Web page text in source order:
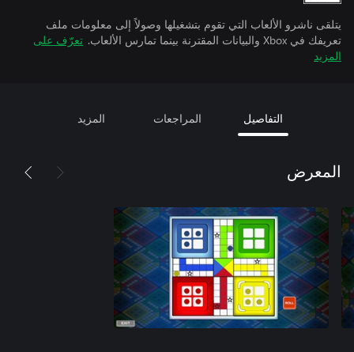
يتلقى ناشرو الألعاب التي تقوم بتشغيلها وصولاً إلى معلومات ملف
تعريفك في Xbox والبيانات المقترنة بينما تمارس الألعاب.
تعرّف على
المزيد
التفاصيل المراجعات المزيد
المعرض